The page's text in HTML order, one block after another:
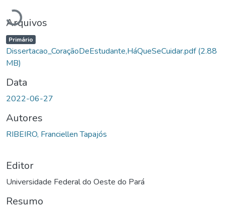
Carregando...
Arquivos
Primário
Dissertacao_CoraçãoDeEstudante,HáQueSeCuidar.pdf(2.88
MB)
Data
2022-06-27
Autores
RIBEIRO, Franciellen Tapajós
Editor
Universidade Federal do Oeste do Pará
Resumo